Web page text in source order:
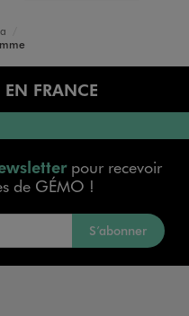
FRANCE
pour recevoir
de GÉMO !
S’abonner